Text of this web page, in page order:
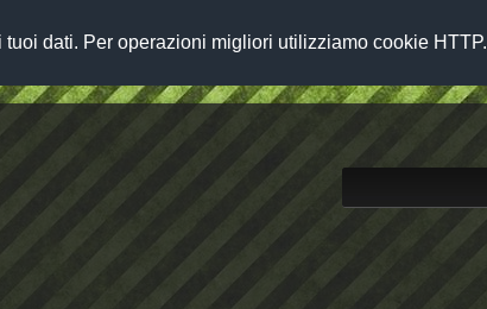
dati. Per operazioni migliori utilizziamo cookie HTTP.